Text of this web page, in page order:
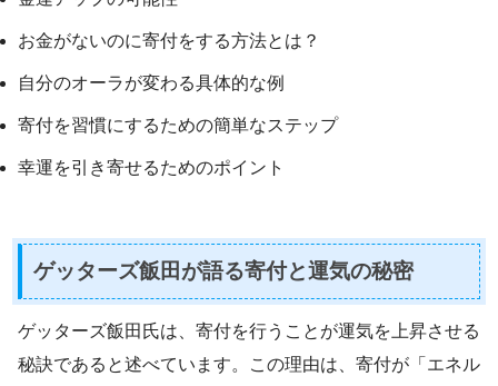
お金がないのに寄付をする方法とは？
自分のオーラが変わる具体的な例
寄付を習慣にするための簡単なステップ
幸運を引き寄せるためのポイント
ゲッターズ飯田が語る寄付と運気の秘密
ゲッターズ飯田氏は、寄付を行うことが運気を上昇させる
秘訣であると述べています。この理由は、寄付が「エネル